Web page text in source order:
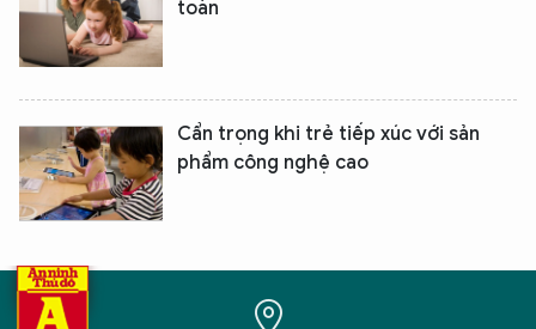
toàn
Cẩn trọng khi trẻ tiếp xúc với sản
phẩm công nghệ cao